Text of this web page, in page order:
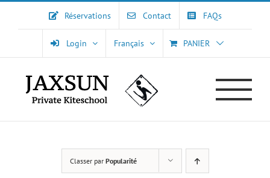
Réservations Contact FAQs
Login Français PANIER
Classer par Popularité